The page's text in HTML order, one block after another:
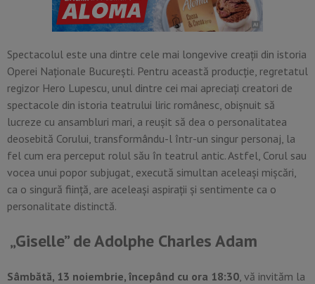
Spectacolul este una dintre cele mai longevive creații din istoria
Operei Naționale București. Pentru această producție, regretatul
regizor Hero Lupescu, unul dintre cei mai apreciați creatori de
spectacole din istoria teatrului liric românesc, obișnuit să
lucreze cu ansambluri mari, a reușit să dea o personalitatea
deosebită Corului, transformându-l într-un singur personaj, la
fel cum era perceput rolul său în teatrul antic. Astfel, Corul sau
vocea unui popor subjugat, execută simultan aceleași mișcări,
ca o singură ființă, are aceleași aspirații și sentimente ca o
personalitate distinctă.
„Giselle” de Adolphe Charles Adam
Sâmbătă, 13 noiembrie, începând cu ora 18:30 , vă invităm la